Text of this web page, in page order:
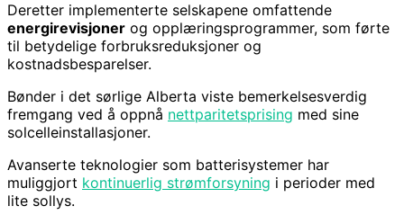
Deretter implementerte selskapene omfattende
energirevisjoner og opplæringsprogrammer, som førte
til betydelige forbruksreduksjoner og
kostnadsbesparelser.
Bønder i det sørlige Alberta viste bemerkelsesverdig
fremgang ved å oppnå nettparitetsprising med sine
solcelleinstallasjoner.
Avanserte teknologier som batterisystemer har
muliggjort kontinuerlig strømforsyning i perioder med
lite sollys.